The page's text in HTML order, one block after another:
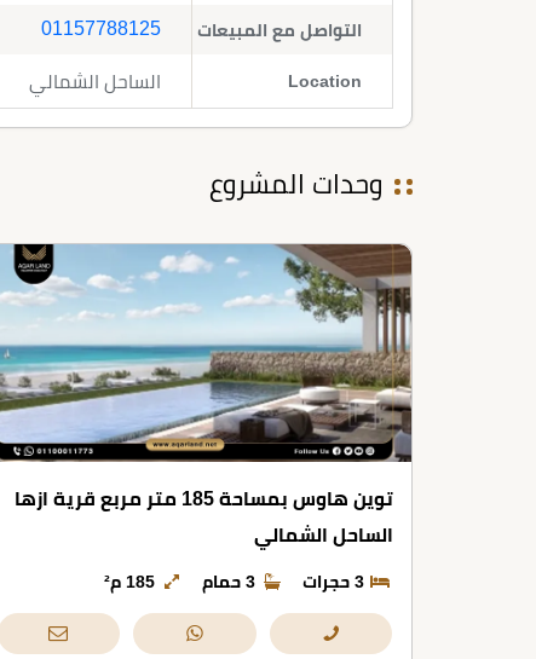
التواصل مع المبيعات 01157788125
Location الساحل الشمالي
وحدات المشروع
توين هاوس بمساحة 185 متر مربع قرية ازها
الساحل الشمالي
3 حجرات 3 حمام 185 م²